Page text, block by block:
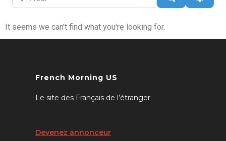
It seems we can't find what you're looking for.
French Morning US
Le site des Français de l’étranger
Devenez annonceur